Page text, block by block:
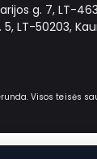
g. 7, LT-
LT-50203,
Visos teisės